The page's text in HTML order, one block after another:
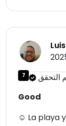
Luis
7
التحقق
Good
☺ La playa